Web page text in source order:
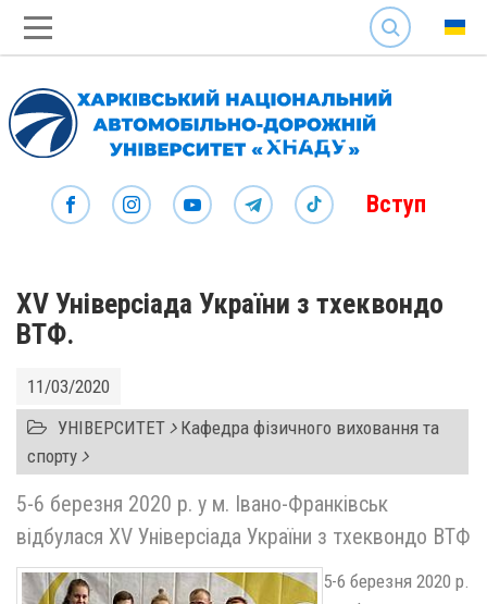
SEARCH
Вступ
XV Універсіада України з тхеквондо
ВТФ.
11/03/2020
УНІВЕРСИТЕТ Кафедра фізичного виховання та
спорту
5-6 березня 2020 р. у м. Івано-Франківськ
відбулася XV Універсіада України з тхеквондо ВТФ
5-6 березня 2020 р.